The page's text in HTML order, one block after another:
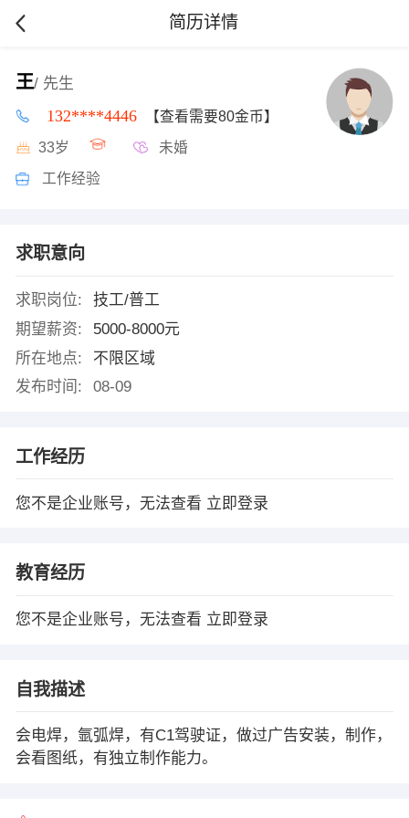
简历详情
王/ 先生
132****4446 【查看需要80金币】
33岁 未婚
工作经验
求职意向
求职岗位:
技工/普工
期望薪资:
5000-8000元
所在地点:
不限区域
发布时间:
08-09
工作经历
您不是企业账号，无法查看 立即登录
教育经历
您不是企业账号，无法查看 立即登录
自我描述
会电焊，氩弧焊，有C1驾驶证，做过广告安装，制作，
会看图纸，有独立制作能力。